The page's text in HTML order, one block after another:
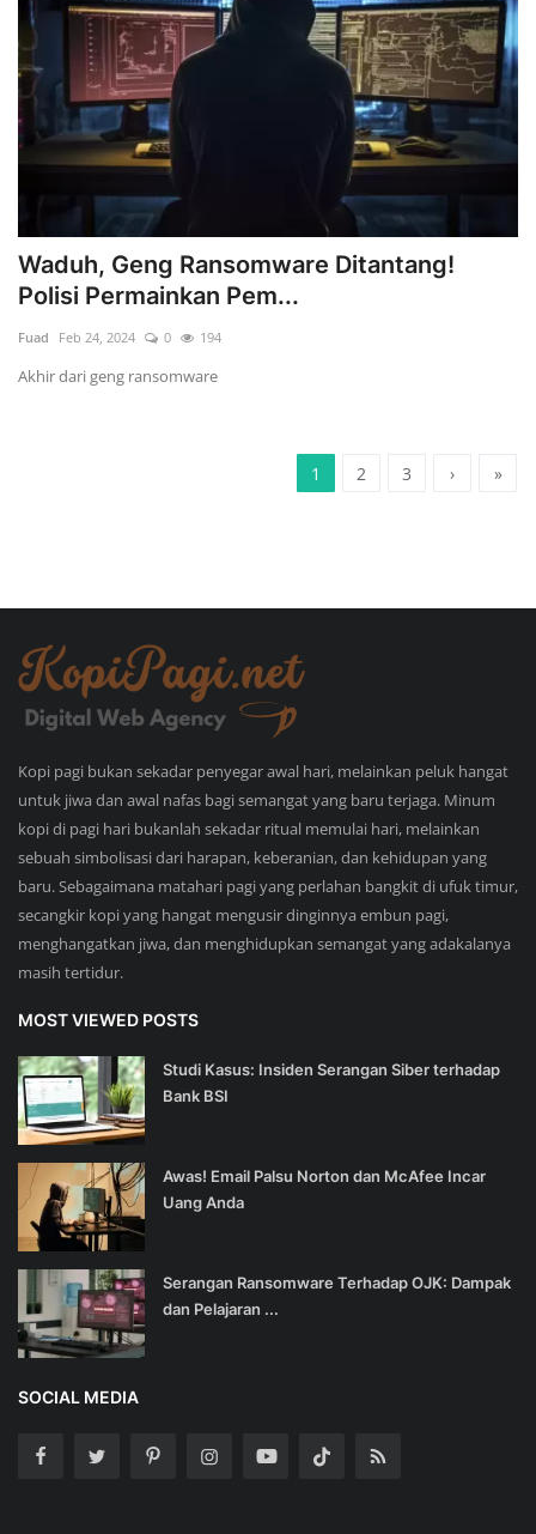
Waduh, Geng Ransomware Ditantang!
Polisi Permainkan Pem...
Fuad Feb 24, 2024 0 194
Akhir dari geng ransomware
1 2 3 › »
Kopi pagi bukan sekadar penyegar awal hari, melainkan peluk hangat
untuk jiwa dan awal nafas bagi semangat yang baru terjaga. Minum
kopi di pagi hari bukanlah sekadar ritual memulai hari, melainkan
sebuah simbolisasi dari harapan, keberanian, dan kehidupan yang
baru. Sebagaimana matahari pagi yang perlahan bangkit di ufuk timur,
secangkir kopi yang hangat mengusir dinginnya embun pagi,
menghangatkan jiwa, dan menghidupkan semangat yang adakalanya
masih tertidur.
MOST VIEWED POSTS
Studi Kasus: Insiden Serangan Siber terhadap
Bank BSI
Awas! Email Palsu Norton dan McAfee Incar
Uang Anda
Serangan Ransomware Terhadap OJK: Dampak
dan Pelajaran ...
SOCIAL MEDIA